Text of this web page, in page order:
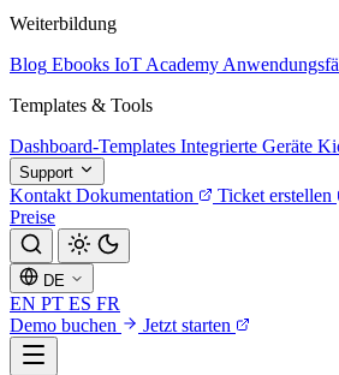
Weiterbildung
Blog Ebooks IoT Academy
Templates & Tools
Dashboard-Templates Integrierte Geräte
Support
Kontakt Dokumentation Ticket erstellen
Preise
DE
EN PT ES FR
Demo buchen
Jetzt starten